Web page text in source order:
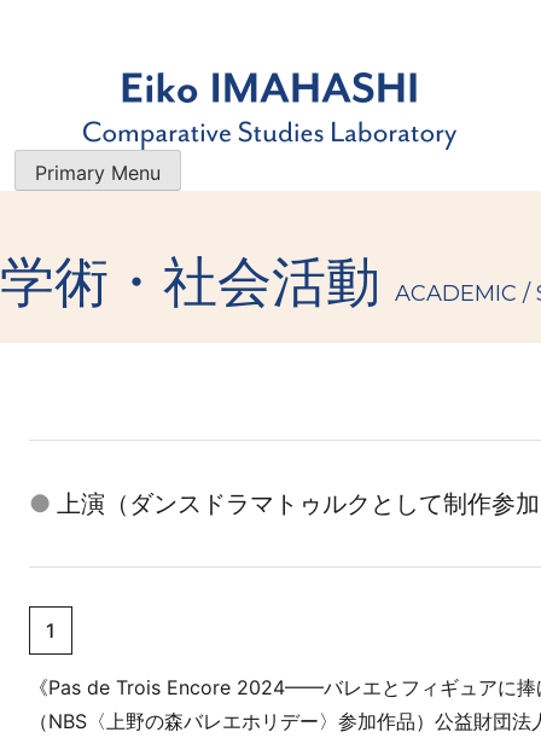
今橋映子 研究室
研究者・今橋映子の業績一覧を 公開すると共に、 最新のブ
ログで 学術的な情報やエッセイをお届けします。
Primary Menu
学術・社会活動 ACADEMIC /
上演（ダンスドラマトゥルクとして制作参
1
《Pas de Trois Encore 2024——バレエとフィギュアに捧
（NBS〈上野の森バレエホリデー〉参加作品）公益財団